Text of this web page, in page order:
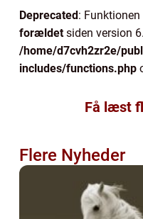
Deprecated:
forældetsiden version
/home/d7cvh2zr2e/
includes/functions.php
Få læst
Flere Nyheder